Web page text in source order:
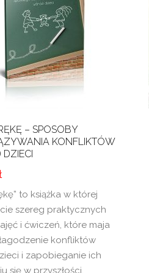
– SPOSOBY
KONFLIKTÓW
to książka w której
szereg praktycznych
i ćwiczeń, które maja
konfliktów
i zapobieganie ich
się w przyszłości.